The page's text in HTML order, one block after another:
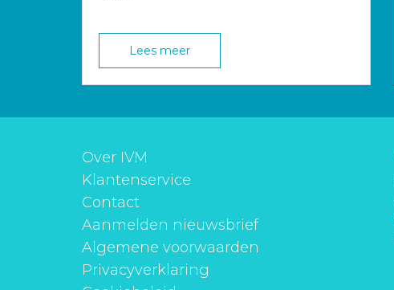
Lees meer
Over IVM
Klantenservice
Contact
Aanmelden nieuwsbrief
Algemene voorwaarden
Privacyverklaring